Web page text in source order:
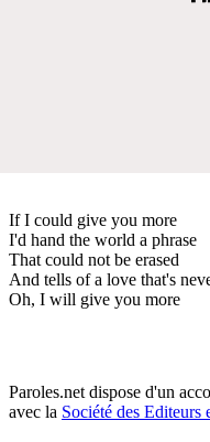
If I could give you more
I'd hand the world a phrase
That could not be erased
And tells of a love that's
Oh, I will give you more
Paroles.net dispose d'un
avec la Société des Editeurs